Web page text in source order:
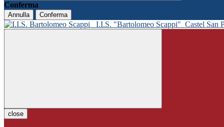
Conferma
Annulla Conferma
I.I.S. "Bartolomeo Scappi" Castel San
close